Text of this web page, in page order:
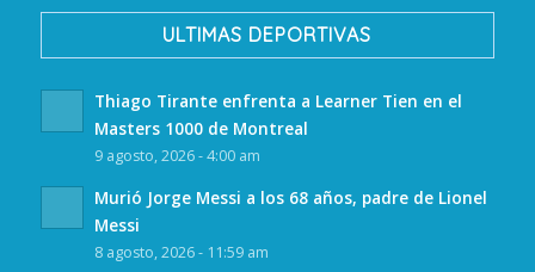
ULTIMAS DEPORTIVAS
Thiago Tirante enfrenta a Learner Tien en el
Masters 1000 de Montreal
9 agosto, 2026 - 4:00 am
Murió Jorge Messi a los 68 años, padre de Lionel
Messi
8 agosto, 2026 - 11:59 am